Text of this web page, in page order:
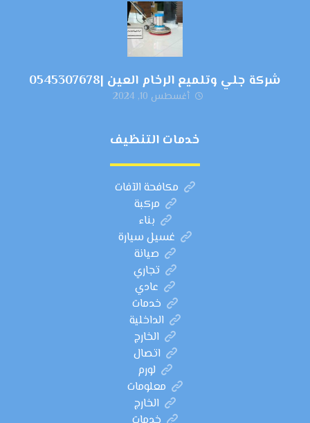
شركة جلي وتلميع الرخام العين |0545307678
أغسطس 10, 2024
خدمات التنظيف
مكافحة الآفات
مركبة
بناء
غسيل سيارة
صيانة
تجاري
عادي
خدمات
الداخلية
الخارج
اتصال
لورم
معلومات
الخارج